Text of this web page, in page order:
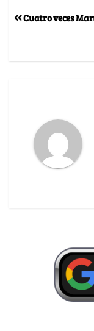
Cuatro veces